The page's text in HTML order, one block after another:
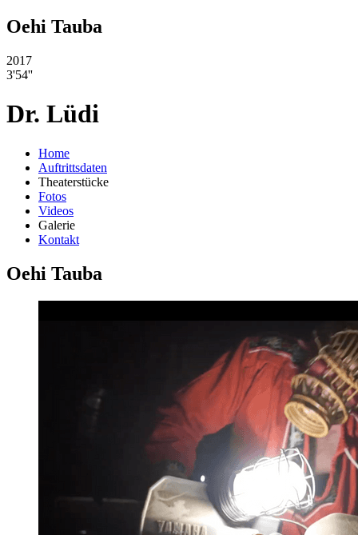
Oehi Tauba
2017
3'54''
Dr. Lüdi
Home
Auftrittsdaten
Theaterstücke
Fotos
Videos
Galerie
Kontakt
Oehi Tauba